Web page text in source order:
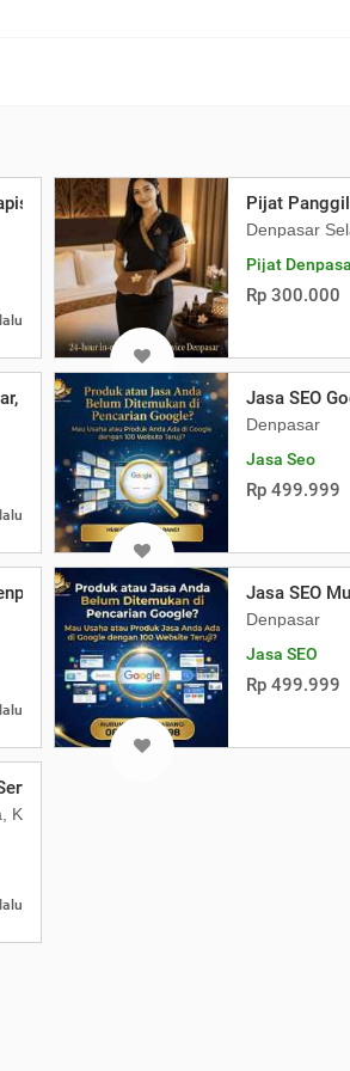
Wanita Cantik Pijat
Denpasar
Pijat
Rp 300.000
Golden Hand Digital MarketingJasa SEO
Denpasar
Jasa Seo
Rp 499.999
Golden Hand Digital Marketin
Jasa SEO
Denpasar
Jasa SEO
Rp 499.999
Spa Kuta, Denpasar, Seminyak
Badung, Bali 80361